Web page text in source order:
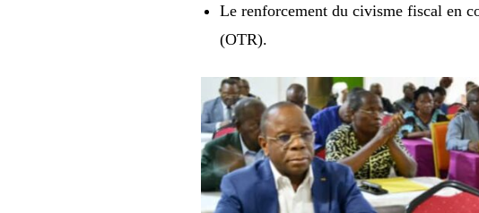
Le renforcement du civisme fiscal en
(OTR).